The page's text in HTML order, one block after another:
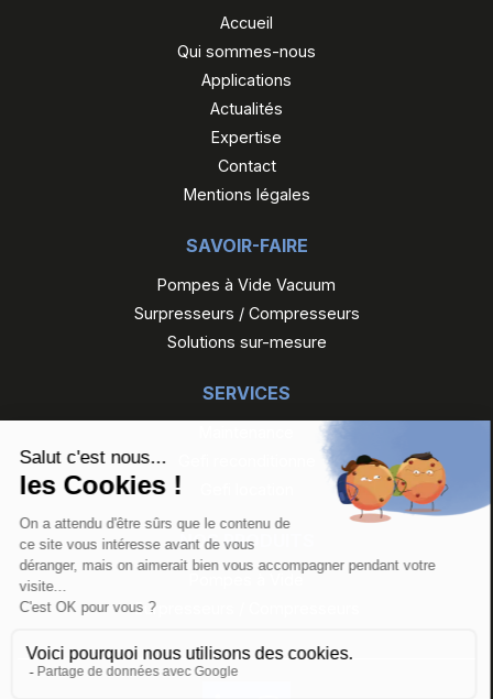
Accueil
Qui sommes-nous
Applications
Actualités
Expertise
Contact
Mentions légales
SAVOIR-FAIRE
Pompes à Vide Vacuum
Surpresseurs / Compresseurs
Solutions sur-mesure
SERVICES
NOS PRODUITS
Pompes à Vide
Surpresseurs / Compresseurs